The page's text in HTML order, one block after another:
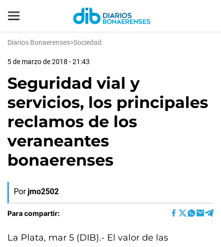
Diarios Bonaerenses>Sociedad
5 de marzo de 2018 - 21:43
Seguridad vial y
servicios, los principales
reclamos de los
veraneantes
bonaerenses
Por jmo2502
Para compartir:
La Plata, mar 5 (DIB).- El valor de las